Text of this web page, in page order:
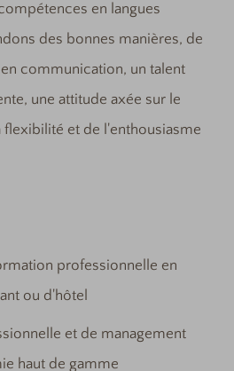
en langues
des bonnes manières, de
communication, un talent
une attitude axée sur le
et de l'enthousiasme
professionnelle en
ou d'hôtel
et de management
haut de gamme